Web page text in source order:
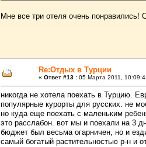
Мне все три отеля очень
Re:Отдых в Турции
« Ответ #13 : 05 Марта 2011,
никогда не хотела поехать в Турцию.
популярные курорты для русских. не
но куда еще поехать с маленьким
это расслабон. вот мы и поехали на 3
бюджет был весьма огарничен, но и
самый богатый растительностью р-н и